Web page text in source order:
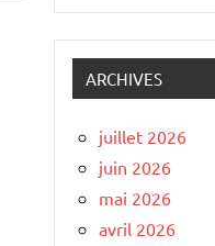
ARCHIVES
juillet 2026
juin 2026
mai 2026
avril 2026